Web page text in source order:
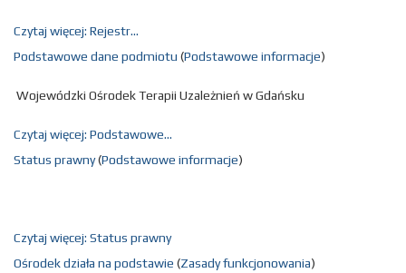
Czytaj więcej: Rejestr...
Podstawowe dane podmiotu (Podstawowe informacje)
Wojewódzki Ośrodek Terapii Uzależnień w Gdańsku
Czytaj więcej: Podstawowe...
Status prawny(Podstawowe informacje)
Czytaj więcej: Status prawny
Ośrodek działa na podstawie (Zasady funkcjonowania)